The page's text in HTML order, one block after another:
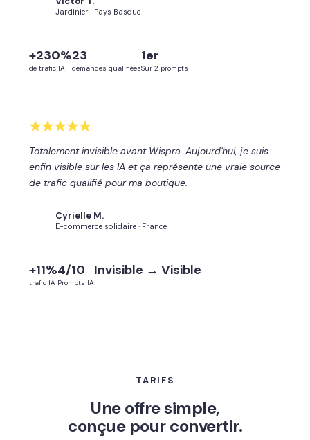
Jardinier · Pays Basque
+230%
de trafic IA
23
demandes qualifiées
1er
Sur 2 prompts
Totalement invisible avant Wispra. Aujourd'hui, je suis
enfin visible sur les IA et ça représente une vraie source
de trafic qualifié pour ma boutique.
Cyrielle M.
E-commerce solidaire · France
+11%
trafic IA
4/10
Prompts IA
Invisible → Visible
TARIFS
Une offre simple,
conçue pour convertir.